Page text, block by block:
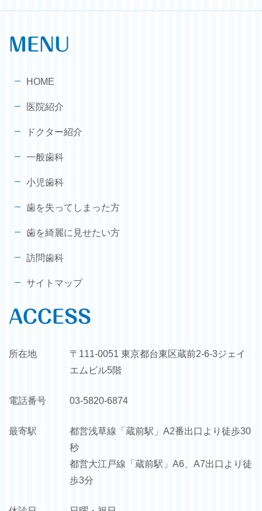
MENU
HOME
医院紹介
ドクター紹介
一般歯科
小児歯科
歯を失ってしまった方
歯を綺麗に見せたい方
訪問歯科
サイトマップ
ACCESS
所在地
〒111-0051 東京都台東区蔵前2-6-3ジェイ
エムビル5階
電話番号 03-5820-6874
最寄駅
都営浅草線「蔵前駅」A2番出口より徒歩30
秒
都営大江戸線「蔵前駅」A6、A7出口より徒
歩3分